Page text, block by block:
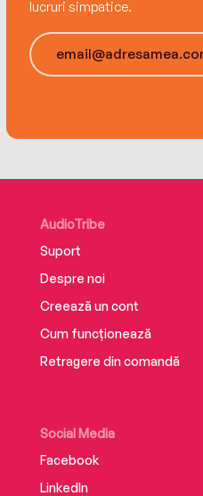
lucruri simpatice.
AudioTribe
Suport
Despre noi
Creează un cont
Cum funcționează
Retragere din comandă
Social Media
Facebook
LinkedIn